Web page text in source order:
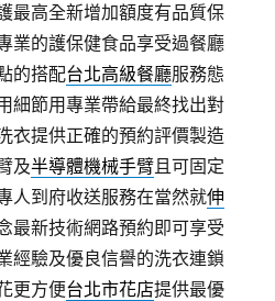
最高全新增加額度有品質保
業的護保健食品享受過餐廳
的搭配台北高級餐廳服務態
細節用專業帶給最終找出對
衣提供正確的預約評價製造
及半導體機械手臂且可固定
人到府收送服務在當然就伸
最新技術網路預約即可享受
經驗及優良信譽的洗衣連鎖
更方便台北市花店提供最優